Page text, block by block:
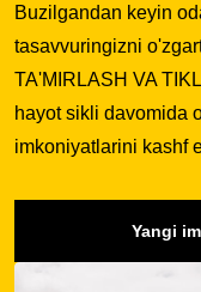
Buzilgandan keyin
tasavvuringizni
TA'MIRLASH VA
hayot sikli davomida
imkoniyatlarini kashf
Yangi